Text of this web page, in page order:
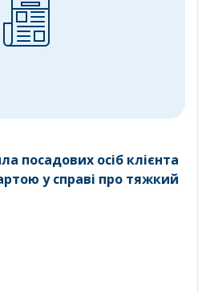
посадових осіб клієнта
у справі про тяжкий